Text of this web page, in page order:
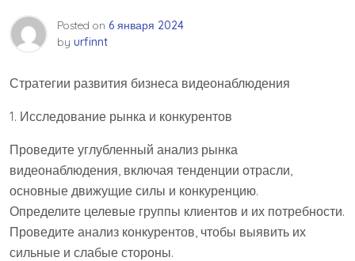
Posted on 6 января 2024
by urfinnt
Стратегии развития бизнеса видеонаблюдения
1. Исследование рынка и конкурентов
Проведите углубленный анализ рынка
видеонаблюдения, включая тенденции отрасли,
основные движущие силы и конкуренцию.
Определите целевые группы клиентов и их потребности.
Проведите анализ конкурентов, чтобы выявить их
сильные и слабые стороны.